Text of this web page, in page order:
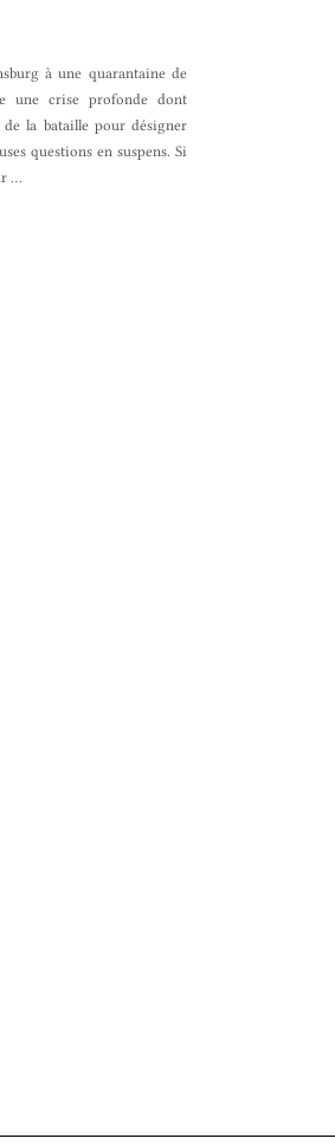
à une quarantaine de
une crise profonde dont
de la bataille pour désigner
questions en suspens. Si
…